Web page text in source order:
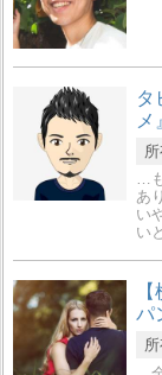
タ
メ
所
…
あ
い
い
パ
所